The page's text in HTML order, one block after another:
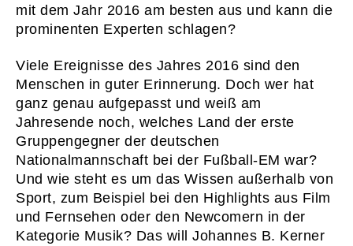
mit dem Jahr 2016 am besten aus und kann die
prominenten Experten schlagen?
Viele Ereignisse des Jahres 2016 sind den
Menschen in guter Erinnerung. Doch wer hat
ganz genau aufgepasst und weiß am
Jahresende noch, welches Land der erste
Gruppengegner der deutschen
Nationalmannschaft bei der Fußball-EM war?
Und wie steht es um das Wissen außerhalb von
Sport, zum Beispiel bei den Highlights aus Film
und Fernsehen oder den Newcomern in der
Kategorie Musik? Das will Johannes B. Kerner